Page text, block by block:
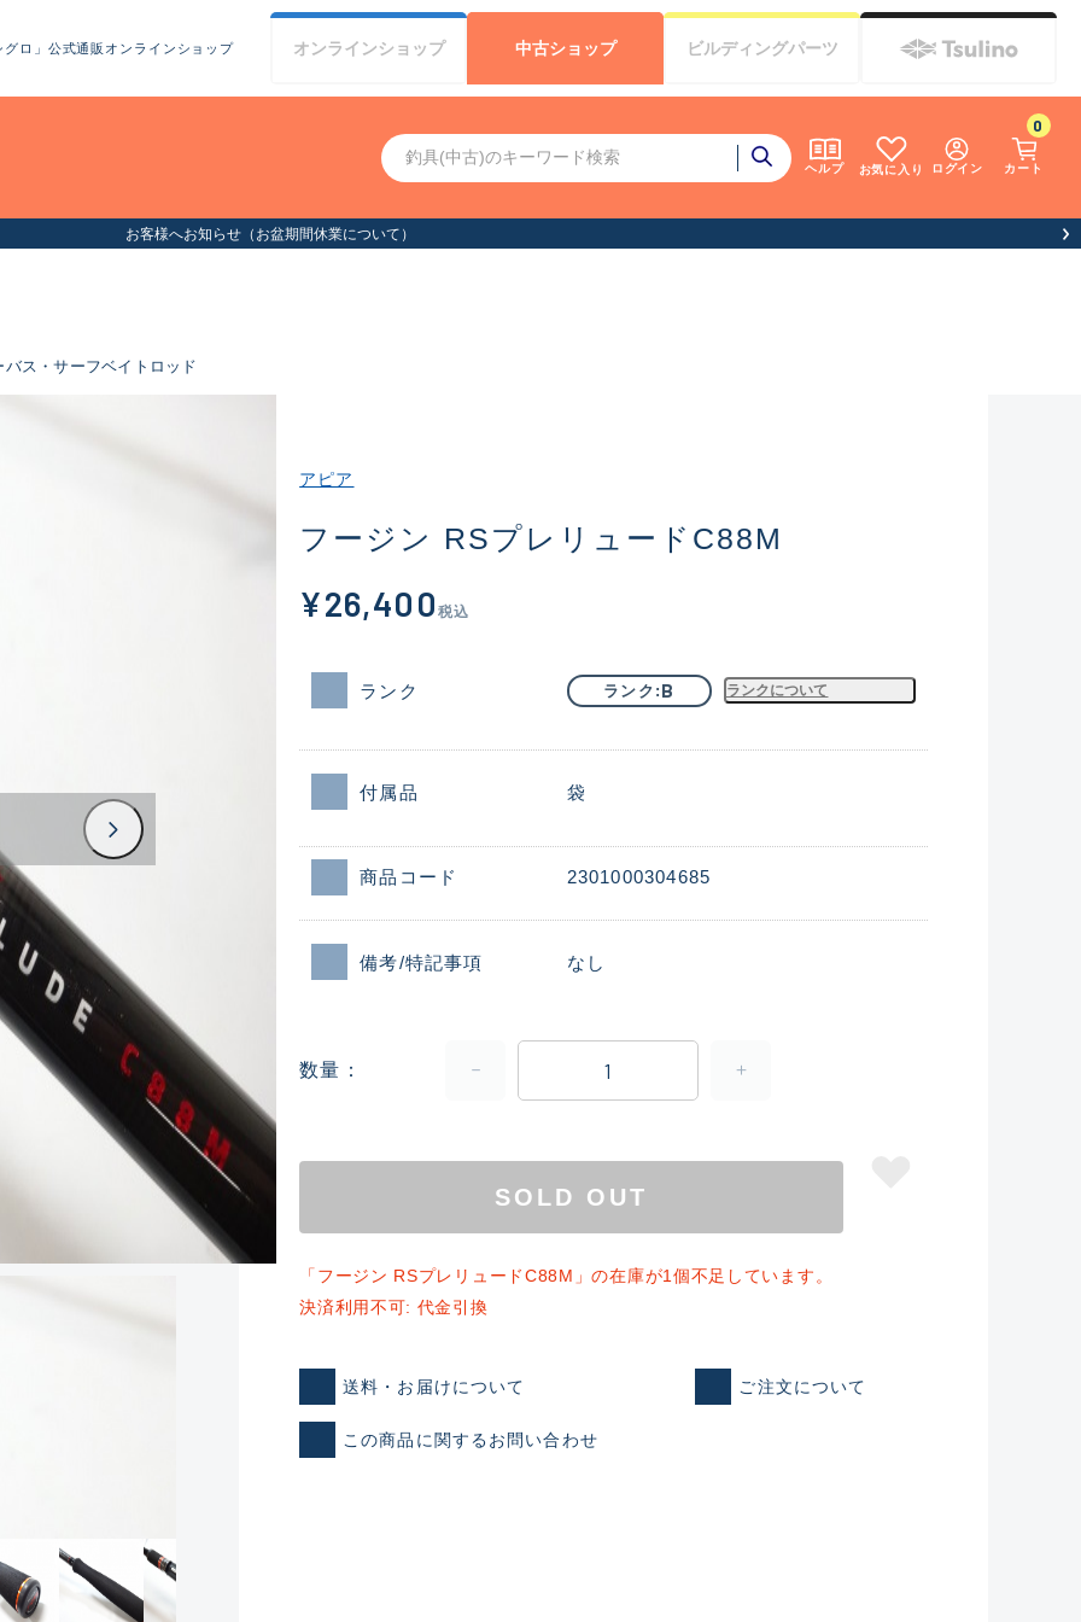
ロ」公式通販オンラインショップ
ヘルプ お気に入り ログイン カート
0
オンラインショップ 中古ショップ ビルディングパーツ
お客様へお知らせ（お盆期間休業について）
バス・サーフベイトロッド
ランクとは？
新古品（メーカー問屋から仕入れた未使用
品）
※店頭展示時の置き傷が付いているものも含む
アピア
フージン RSプレリュードC88M
¥26,400 税込
ランク ランク B ランクについて
付属品 袋
商品コード 2301000304685
備考/特記事項 なし
数量
SOLD OUT
「フージン RSプレリュードC88M」の在庫が1個不足しています。
決済利用不可: 代金引換
送料・お届けについて ご注文について
この商品に関するお問い合わせ